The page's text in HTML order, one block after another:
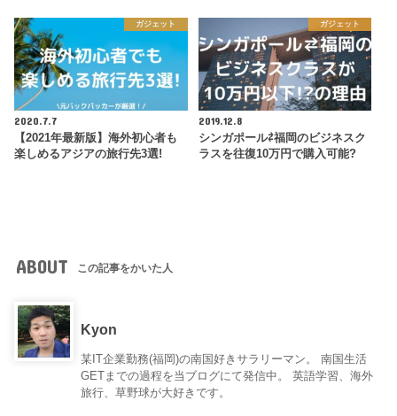
ガジェット
2020.7.7
【2021年最新版】海外初心者も
楽しめるアジアの旅行先3選!
ガジェット
2019.12.8
シンガポール⇄福岡のビジネスク
ラスを往復10万円で購入可能?
ABOUT この記事をかいた人
Kyon
某IT企業勤務(福岡)の南国好きサラリーマン。 南国生活
GETまでの過程を当ブログにて発信中。 英語学習、海外
旅行、草野球が大好きです。